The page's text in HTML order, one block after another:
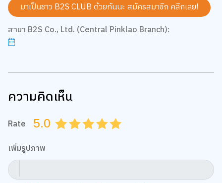
มาเป็นชาว B2S CLUB ด้วยกันนะ สมัครสมาชิก คลิกเลย!
สาขา B2S Co., Ltd. (Central Pinklao Branch):
ความคิดเห็น
Rate 5.0 4.5
4.0
3.5
3.0
2.5
2.0
1.5
1.0
0.5
เพิ่มรูปภาพ